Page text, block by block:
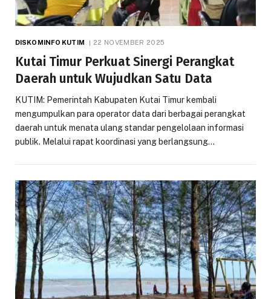
DISKOMINFO KUTIM 22 NOVEMBER 2025
Kutai Timur Perkuat Sinergi Perangkat
Daerah untuk Wujudkan Satu Data
KUTIM: Pemerintah Kabupaten Kutai Timur kembali
mengumpulkan para operator data dari berbagai perangkat
daerah untuk menata ulang standar pengelolaan informasi
publik. Melalui rapat koordinasi yang berlangsung…